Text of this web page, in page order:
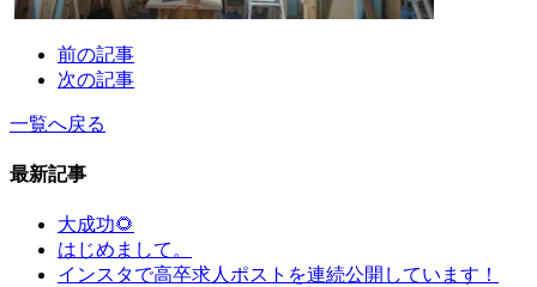
前の記事
次の記事
一覧へ戻る
最新記事
大成功🌻
はじめまして。
インスタで高卒求人ポストを連続公開しています！